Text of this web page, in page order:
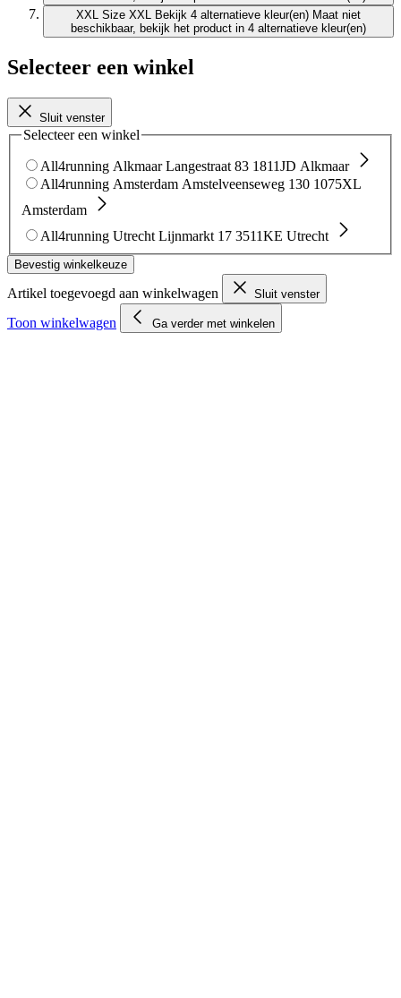
XXL Size XXL Bekijk 4 alternatieve kleur(en) Maat niet
beschikbaar, bekijk het product in 4 alternatieve kleur(en)
Selecteer een winkel
Sluit venster
Selecteer een winkel
All4running Alkmaar Langestraat 83 1811JD Alkmaar
All4running Amsterdam Amstelveenseweg 130 1075XL
Amsterdam
All4running Utrecht Lijnmarkt 17 3511KE Utrecht
Bevestig winkelkeuze
Artikel toegevoegd aan winkelwagen Sluit venster
Toon winkelwagen Ga verder met winkelen